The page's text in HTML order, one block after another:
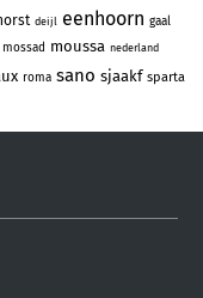
deijl eenhoorn gaal
mossad moussa nederland
roma sano sjaakf sparta